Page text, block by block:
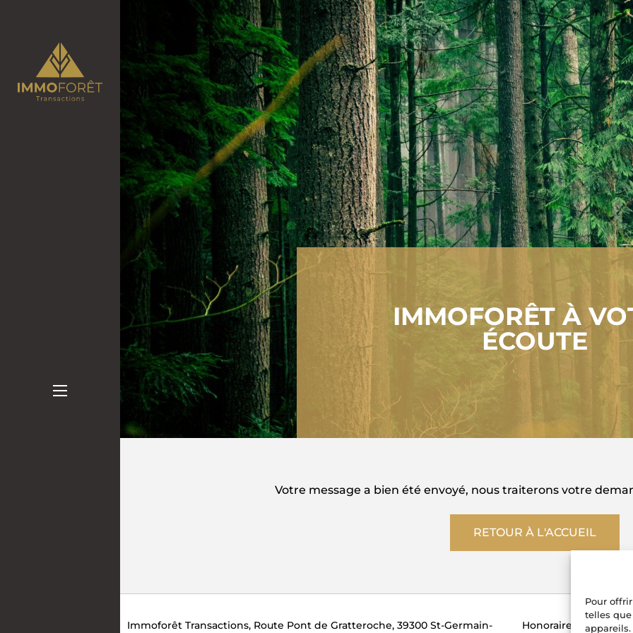
Pour
telles
IMMOFORÊT À
ÉCOUTE
Votre message a bien été envoyé, nous traiterons votre
RETOUR À L'ACCUEIL
Immoforêt Transactions, Route Pont de Gratteroche, 39300 St-Germain- Honoraires •Contact